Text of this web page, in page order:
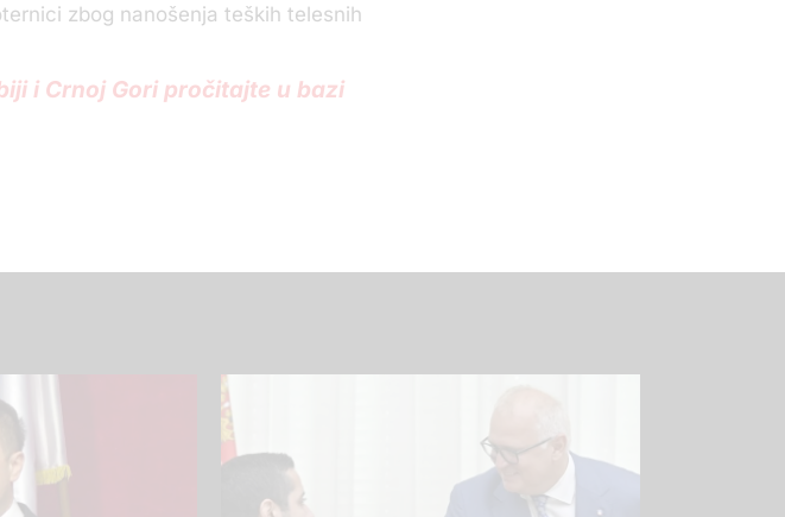
zbog nanošenja teških telesnih
i Crnoj Gori pročitajte u bazi